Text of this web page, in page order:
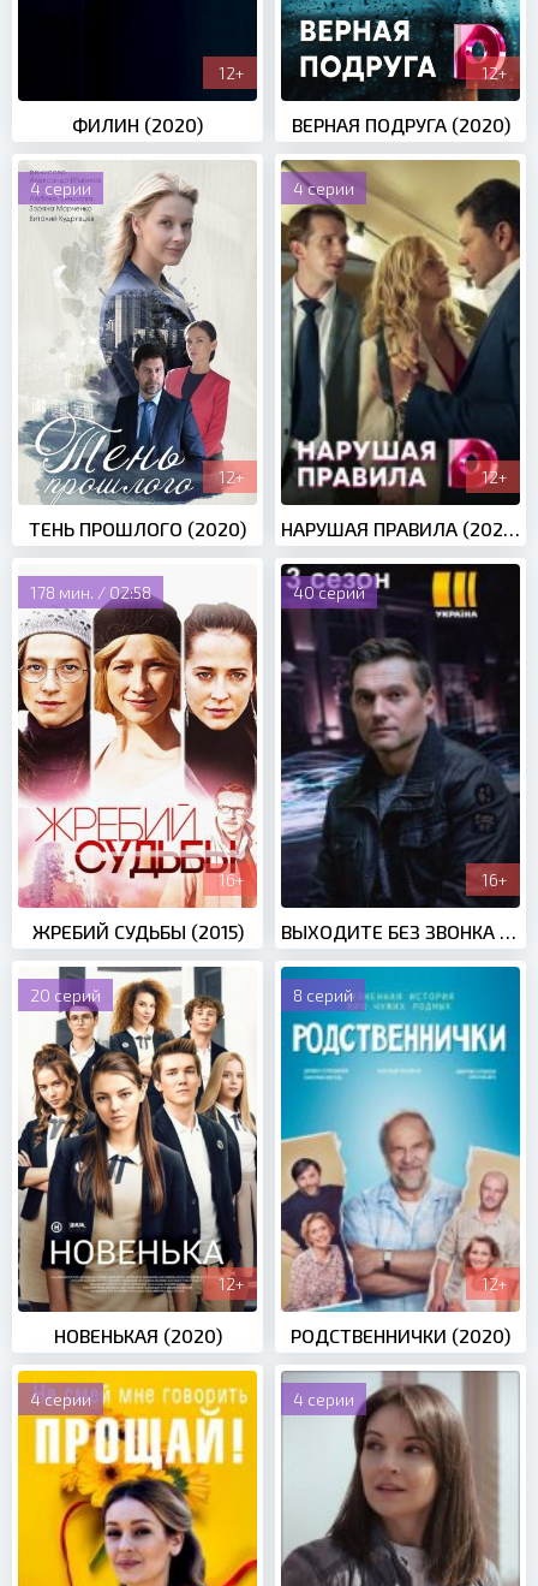
12+
ФИЛИН (2020)
12+
ВЕРНАЯ ПОДРУГА (2020)
4 серии
12+
ТЕНЬ ПРОШЛОГО (2020)
4 серии
12+
НАРУШАЯ ПРАВИЛА (2020)
178 мин. / 02:58
16+
ЖРЕБИЙ СУДЬБЫ (2015)
40 серий
16+
ВЫХОДИТЕ БЕЗ ЗВОНКА 3 СЕЗОН (2020)
20 cepий
12+
НОВЕНЬКАЯ (2020)
8 серий
12+
РОДСТВЕННИЧКИ (2020)
4 серии 4 серии